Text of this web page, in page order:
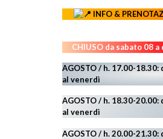
INFO &
CHIUSO da sabato 08
AGOSTO / h. 17.00-
al venerdì
AGOSTO/ h. 18.30-20.00:
al venerdì
AGOSTO / h. 20.00-